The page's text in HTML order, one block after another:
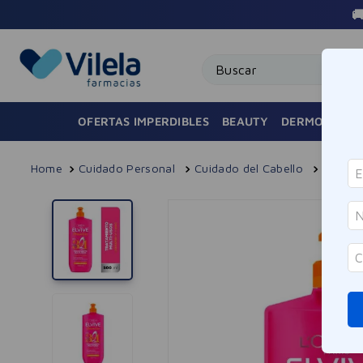
OFERTAS IMPERDIBLES BEAUTY
Cuidado Personal Cuidado del Cabello